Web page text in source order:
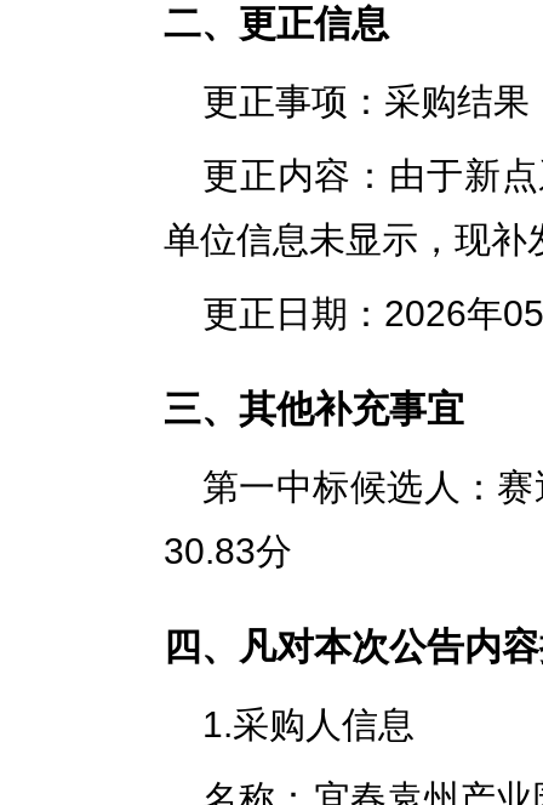
二、更正信息
更正事项：采购结果
更正内容：由于新
单位信息未显示，现补
更正日期：2026年
三、其他补充事宜
第一中标候选人：
30.83分
四、凡对本次公告内
1.采购人信息